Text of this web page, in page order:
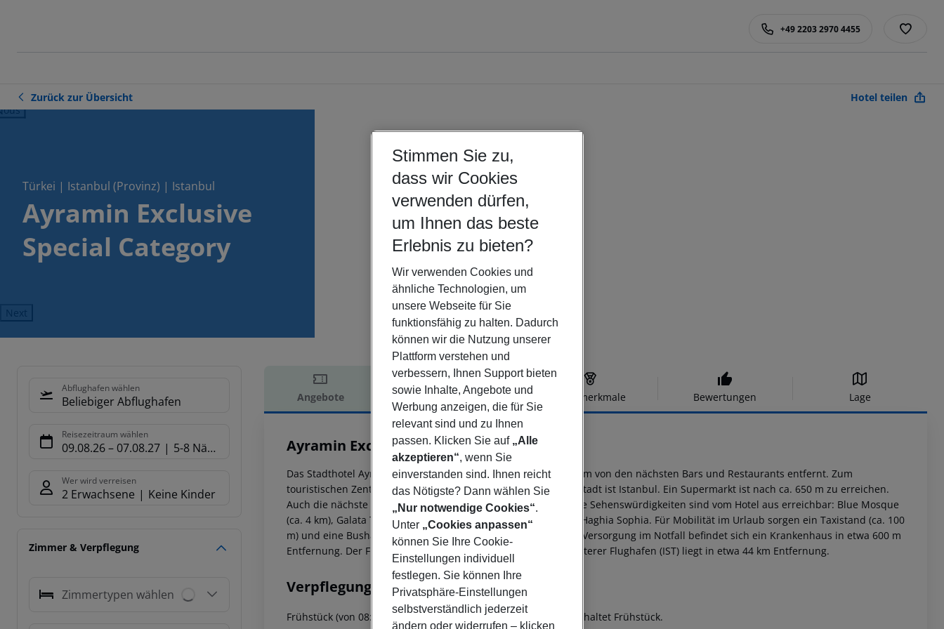
+49 2203 2970 4455
Zurück zur Übersicht Hotel teilen
Türkei | Istanbul (Provinz) | Istanbul
Ayramin Exclusive
Special Category
Next
Abflughafen wählen
Beliebiger Abflughafen
Reisezeitraum wählen
09.08.26– 07.08.27 5-8 Nächte
Wer wird verreisen
2 Erwachsene Keine Kinder
Zimmer & Verpflegung
Zimmertypen wählen
Angebote Hotelbeschreibung Hotelmerkmale Bewertungen Lage
Hotelbeschreibung
Ayramin Exclusive Special Category
Das Stadthotel Ayramin Exclusive Hotel befindet sich rund 650 m von den nächsten Bars und Restaurants entfernt. Zum
touristischen Zentrum sind es ca. 650 m. Die nächstgelegene Stadt ist Istanbul. Ein Supermarkt ist nach ca. 650 m zu erreichen.
Auch die nächste Diskothek liegt rund 650 m entfernt. Folgende Sehenswürdigkeiten sind vom Hotel aus erreichbar: Blue Mosque
(ca. 4 km), Galata Tower, Maiden''s Tower, Topkapi Palace und Haghia Sophia. Für Mobilität im Urlaub sorgen ein Taxistand (ca. 100
m) und eine Bushaltestelle (ca. 400 m entfernt). Zur ärztlichen Versorgung im Notfall befindet sich ein Krankenhaus in etwa 600 m
Entfernung. Der Flughafen (SAW) ist ca. 60 km entfernt. Ein weiterer Flughafen (IST) liegt in etwa 44 km Entfernung.
Verpflegung
Frühstück (von 08:30 - 11:00 Uhr) vom Buffet. Halbpension beinhaltet Frühstück.
Stimmen Sie zu,
dass wir Cookies
verwenden dürfen,
um Ihnen das beste
Erlebnis zu bieten?
Wir verwenden Cookies und
ähnliche Technologien, um
unsere Webseite für Sie
funktionsfähig zu halten. Dadurch
können wir die Nutzung unserer
Plattform verstehen und
verbessern, Ihnen Support bieten
sowie Inhalte, Angebote und
Werbung anzeigen, die für Sie
relevant sind und zu Ihnen
passen. Klicken Sie auf „Alle
akzeptieren“, wenn Sie
einverstanden sind. Ihnen reicht
das Nötigste? Dann wählen Sie
„Nur notwendige Cookies“.
Unter „Cookies anpassen“
können Sie Ihre Cookie-
Einstellungen individuell
festlegen. Sie können Ihre
Privatsphäre-Einstellungen
selbstverständlich jederzeit
ändern oder widerrufen – klicken